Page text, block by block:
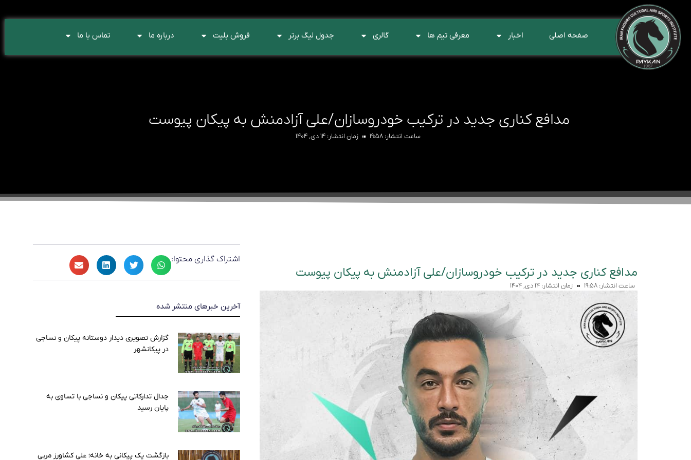
صفحه اصلی اخبار معرفی تیم ها گالری جدول لیگ برتر فروش بلیت درباره ما تماس با ما
مدافع کناری جدید در ترکیب خودروسازان/علی آزادمنش به پیکان پیوست
ساعت انتشار: ۱۹:۵۸ زمان انتشار:۱۴ دی, ۱۴۰۴
مدافع کناری جدید در ترکیب خودروسازان/علی آزادمنش به پیکان پیوست
ساعت انتشار: ۱۹:۵۸ زمان انتشار: ۱۴ دی, ۱۴۰۴
اشتراک گذاری محتوا:
آخرین خبرهای منتشر شده
گزارش تصویری دیدار دوستانه پیکان و نساجی
در پیکانشهر
جدال تدارکاتی پیکان و نساجی با تساوی به
پایان رسید
بازگشت یک پیکانی به خانه؛ علی کشاورز مربی